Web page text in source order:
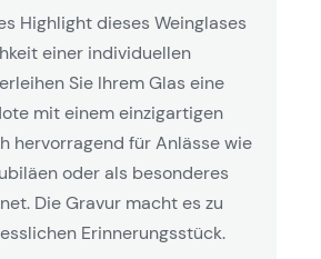
Highlight dieses Weinglases
einer individuellen
Sie Ihrem Glas eine
mit einem einzigartigen
hervorragend für Anlässe wie
oder als besonderes
Die Gravur macht es zu
Erinnerungsstück.